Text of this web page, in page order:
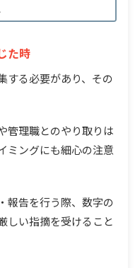
た時
する必要があり、その
管理職とのやり取りは
ミングにも細心の注意
報告を行う際、数字の
しい指摘を受けること